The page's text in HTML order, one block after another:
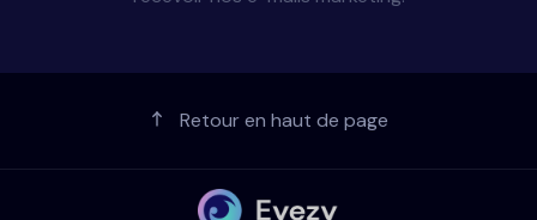
Retour en haut de page